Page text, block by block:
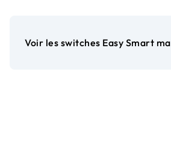
Voir les switches Easy Smart